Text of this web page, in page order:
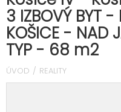
3 IZBOVÝ BYT
KOŠICE - NAD
TYP - 68 m2
ÚVOD REALITY